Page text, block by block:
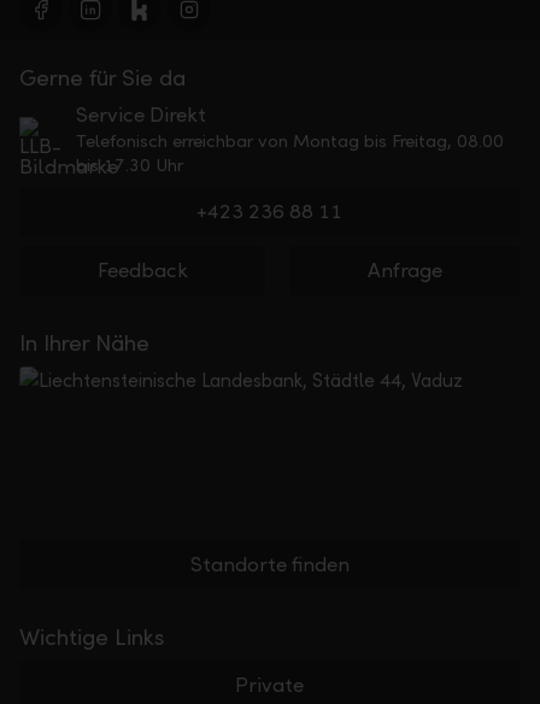
Gerne für Sie da
Service Direkt
Telefonisch erreichbar von Montag bis Freitag, 08.00
bis 17.30 Uhr
+423 236 88 11
Feedback Anfrage
In Ihrer Nähe
Standorte finden
Wichtige Links
Private